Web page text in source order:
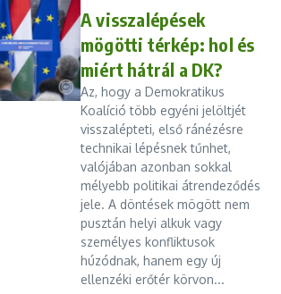
A visszalépések
mögötti térkép: hol és
miért hátrál a DK?
Az, hogy a Demokratikus
Koalíció több egyéni jelöltjét
visszalépteti, első ránézésre
technikai lépésnek tűnhet,
valójában azonban sokkal
mélyebb politikai átrendeződés
jele. A döntések mögött nem
pusztán helyi alkuk vagy
személyes konfliktusok
húzódnak, hanem egy új
ellenzéki erőtér körvon...